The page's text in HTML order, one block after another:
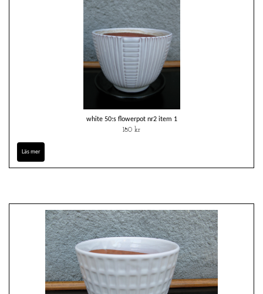
white 50:s flowerpot nr2 item 1
180 kr
Läs mer